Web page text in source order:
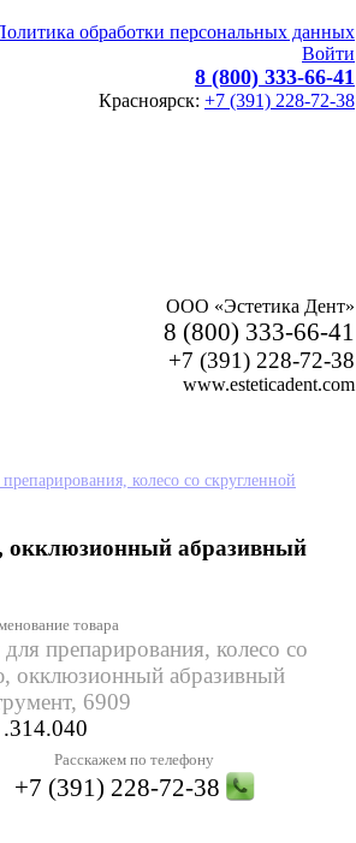
обработки персональных данных
Войти
8 (800) 333-66-41
Красноярск: +7 (391) 228-72-38
ООО «Эстетика Дент»
8 (800) 333-66-41
+7 (391) 228-72-38
www.esteticadent.com
колесо со скругленной
окклюзионный абразивный
товара
препарирования, колесо со
окклюзионный абразивный
6909
.314.040
Расскажем по телефону
+7 (391) 228-72-38